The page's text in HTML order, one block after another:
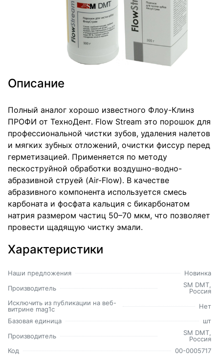
Описание
Полный аналог хорошо известного Флоу-Клинз
ПРОФИ от ТехноДент. Flow Stream это порошок для
профессиональной чистки зубов, удаления налетов
и мягких зубных отложений, очистки фиссур перед
герметизацией. Применяется по методу
пескоструйной обработки воздушно-водно-
абразивной струей (Air-Flow). В качестве
абразивного компонента используется смесь
карбоната и фосфата кальция с бикарбонатом
натрия размером частиц 50–70 мкм, что позволяет
провести щадящую чистку эмали.
Характеристики
Наши предложения
Новинка
Производитель
SM DMT,
Россия
Исключить из публикации на веб-
витрине mag1c
Нет
Базовая единица
шт
Производитель
SM DMT,
Россия
Код
00-0005717